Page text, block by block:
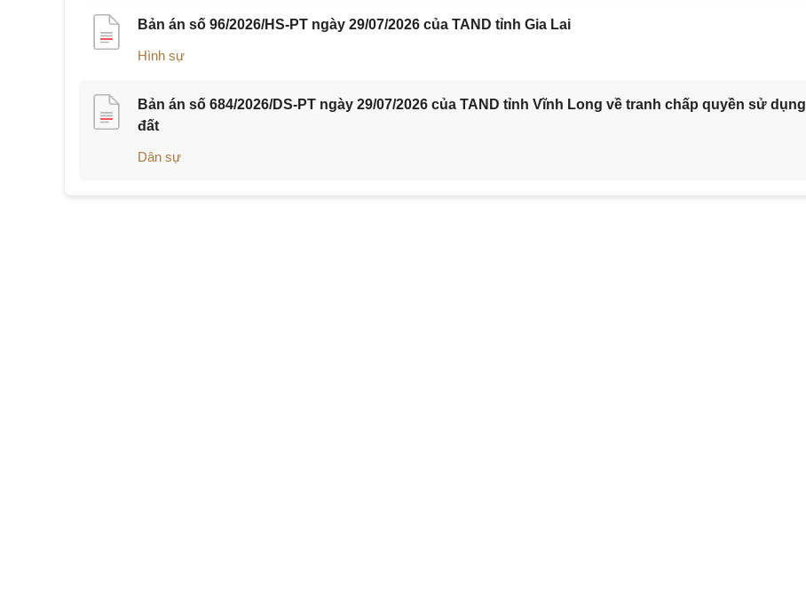
Bản án số 96/2026/HS-PT ngày 29/07/2026 của TAND tỉnh Gia Lai
Hình sự
Bản án số 684/2026/DS-PT ngày 29/07/2026 của TAND tỉnh Vĩnh Long về tranh chấp quyền sử dụng
đất
Dân sự